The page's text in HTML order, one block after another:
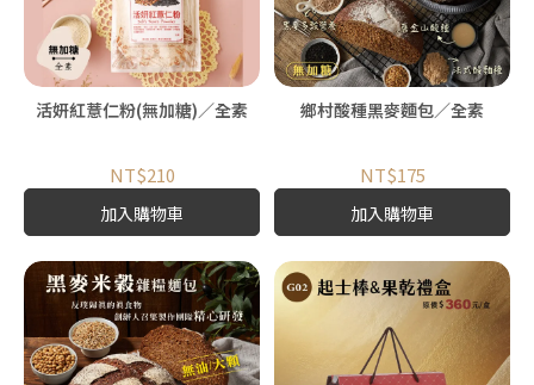
活妍紅薏仁粉(無加糖)／全素
NT$210
加入購物車
鄉村酸種黑麥麵包／全素
NT$175
加入購物車